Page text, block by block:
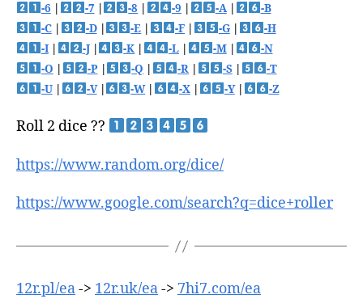
-6
-7 -8 -9 -A|
-B
-C| -D| -E -F -G|
-H
-I| -J| -K -L -M|
-N
-O
-P| -Q -R -S|
-T
-U| -V| -W| -X -Y| -Z
Roll 2 dice ??
https://www.random.org/dice/
https://www.google.com/search?q=dice+roller
12r.pl/ea-> 12r.uk/ea-> 7hi7.com/ea